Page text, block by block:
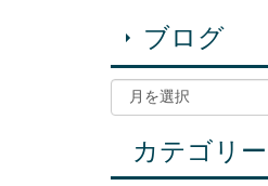
ブログ
カテゴリー